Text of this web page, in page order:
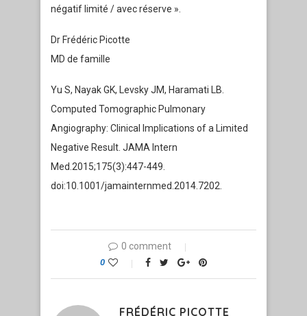
négatif limité / avec réserve ».
Dr Frédéric Picotte
MD de famille
Yu S, Nayak GK, Levsky JM, Haramati LB.
Computed Tomographic Pulmonary
Angiography: Clinical Implications of a Limited
Negative Result. JAMA Intern
Med.2015;175(3):447-449.
doi:10.1001/jamainternmed.2014.7202.
0 comment
0
FRÉDÉRIC PICOTTE